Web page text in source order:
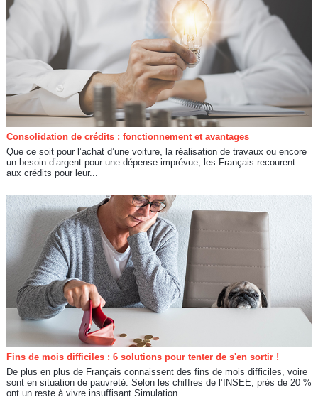
Consolidation de crédits : fonctionnement et avantages
Que ce soit pour l’achat d’une voiture, la réalisation de travaux ou encore
un besoin d’argent pour une dépense imprévue, les Français recourent
aux crédits pour leur...
Fins de mois difficiles : 6 solutions pour tenter de s'en sortir !
De plus en plus de Français connaissent des fins de mois difficiles, voire
sont en situation de pauvreté. Selon les chiffres de l’INSEE, près de 20 %
ont un reste à vivre insuffisant.Simulation...